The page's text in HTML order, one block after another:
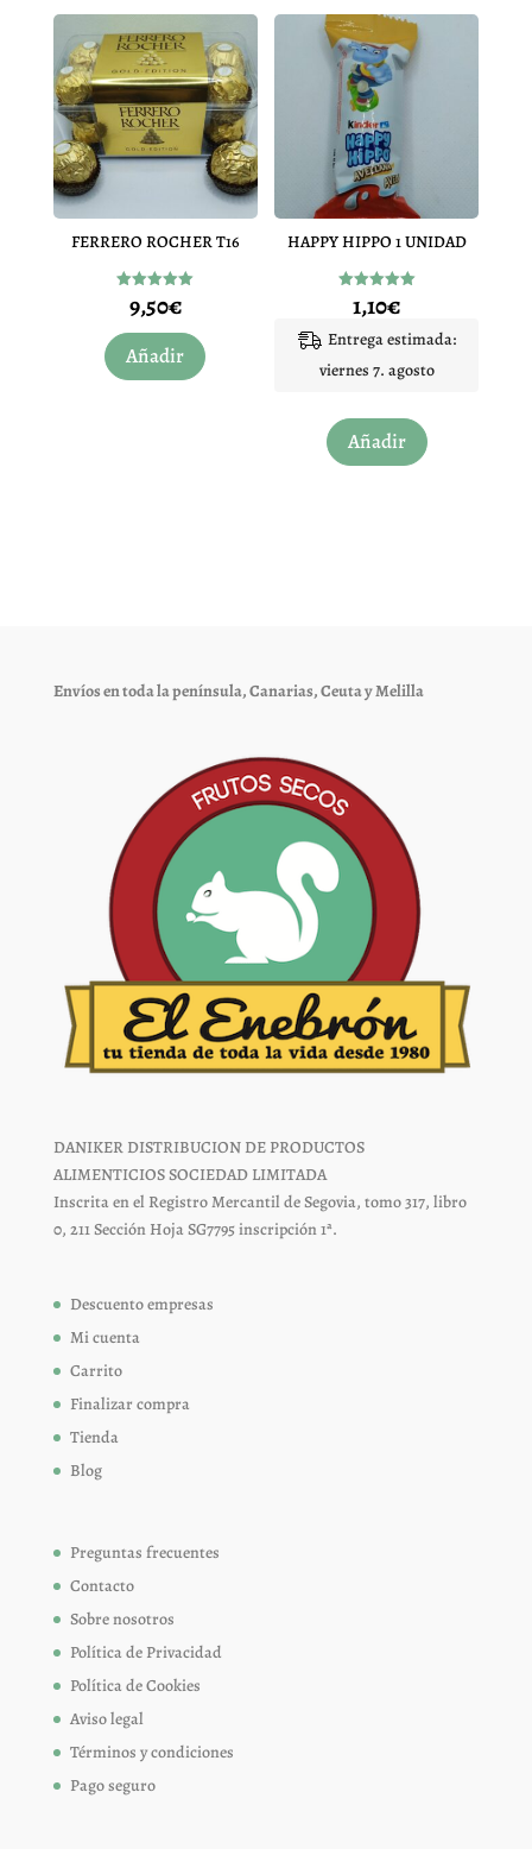
FERRERO ROCHER T16
Valorado
con
9,50€
Añadir
HAPPY HIPPO 1 UNIDAD
Valorado
con
de 5
1,10€
Entrega estimada:
viernes 7. agosto
Añadir
Envíos en toda la península, Canarias, Ceuta y Melilla
DANIKER DISTRIBUCION DE PRODUCTOS
ALIMENTICIOS SOCIEDAD LIMITADA
Inscrita en el Registro Mercantil de Segovia, tomo 317, libro
0, 211 Sección Hoja SG7795 inscripción 1ª.
Descuento empresas
Mi cuenta
Carrito
Finalizar compra
Tienda
Blog
Preguntas frecuentes
Contacto
Sobre nosotros
Política de Privacidad
Política de Cookies
Aviso legal
Términos y condiciones
Pago seguro